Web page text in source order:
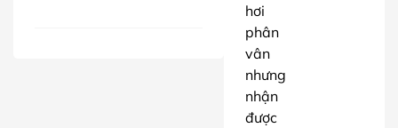
hơi
phân
vân
nhưng
nhận
được